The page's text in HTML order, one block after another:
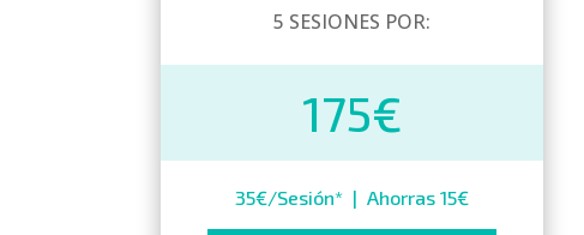
5 SESIONES POR:
175€
35€/Sesión* | Ahorras 15€